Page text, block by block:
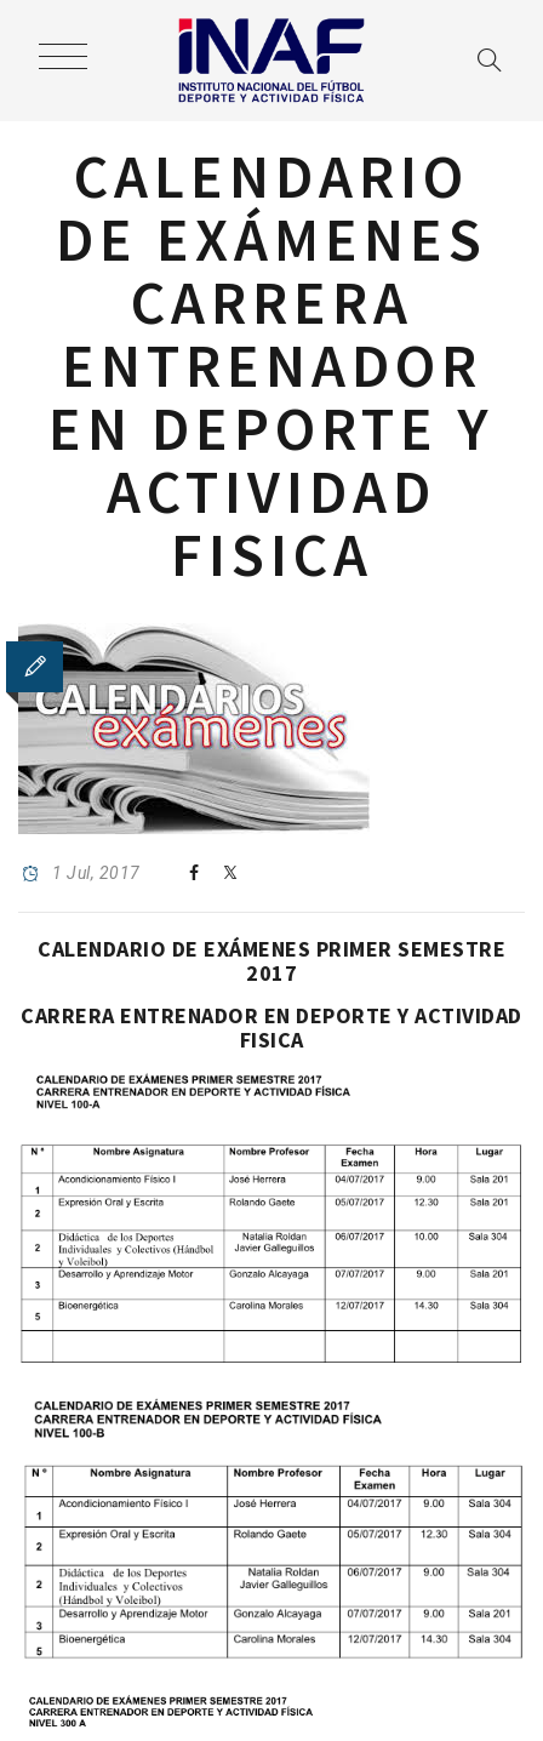
CALENDARIO
DE EXÁMENES
CARRERA
ENTRENADOR
EN DEPORTE Y
ACTIVIDAD
FISICA
1 Jul, 2017
CALENDARIO DE EXÁMENES PRIMER SEMESTRE
2017
CARRERA ENTRENADOR EN DEPORTE Y ACTIVIDAD
FISICA